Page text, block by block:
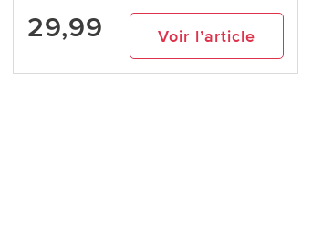
29,99 Voir l’article